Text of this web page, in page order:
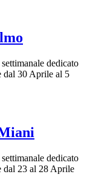
dedicato
dal 30 Aprile al 5
dedicato
dal 23 al 28 Aprile